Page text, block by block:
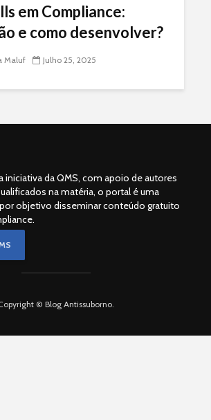
em Compliance:
e como desenvolver?
Maluf Julho 25, 2025
iniciativa da QMS, com apoio de autores
na matéria, o portal é uma
objetivo disseminar conteúdo gratuito
© Blog Antissuborno.